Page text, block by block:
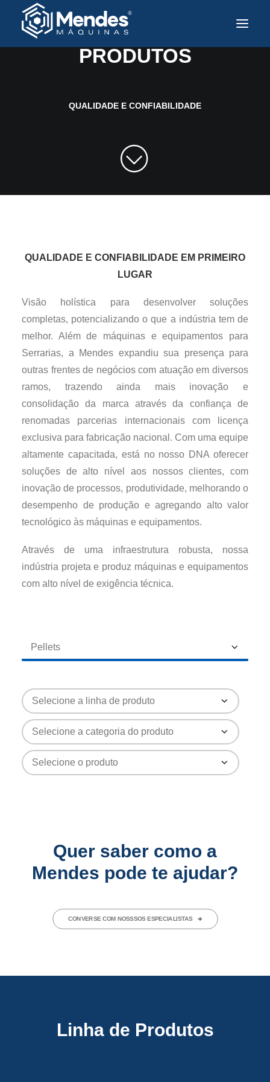
Produtos
Assistência Técnica
Mercados Atendidos
PARA TODAS AS INDÚSTRIAS
PRODUTOS
QUALIDADE E CONFIABILIDADE
QUALIDADE E CONFIABILIDADE EM PRIMEIRO
LUGAR
Visão holística para desenvolver soluções
completas, potencializando o que a indústria tem de
melhor. Além de máquinas e equipamentos para
Serrarias, a Mendes expandiu sua presença para
outras frentes de negócios com atuação em diversos
ramos, trazendo ainda mais inovação e
consolidação da marca através da confiança de
renomadas parcerias internacionais com licença
exclusiva para fabricação nacional. Com uma equipe
altamente capacitada, está no nosso DNA oferecer
soluções de alto nível aos nossos clientes, com
inovação de processos, produtividade, melhorando o
desempenho de produção e agregando alto valor
tecnológico às máquinas e equipamentos.
Através de uma infraestrutura robusta, nossa
indústria projeta e produz máquinas e equipamentos
com alto nível de exigência técnica.
Quer saber como a
Mendes pode te ajudar?
CONVERSE COM NOSSSOS ESPECIALISTAS
Linha de Produtos